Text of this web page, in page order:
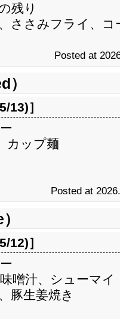
残り
ささみフライ、
Posted at
）
13)］
カップ麺
Posted at
12)］
噌汁、シューマイ
豚生姜焼き